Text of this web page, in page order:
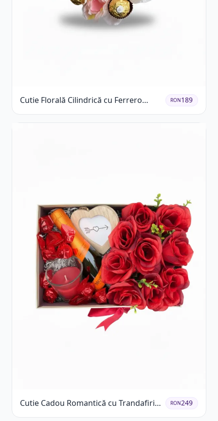
Cutie Florală Cilindrică cu Ferrero
Rocher și Trandafiri Pastel
RON189
Cutie Cadou Romantică cu Trandafiri
Șampanie și Lumânare
RON249